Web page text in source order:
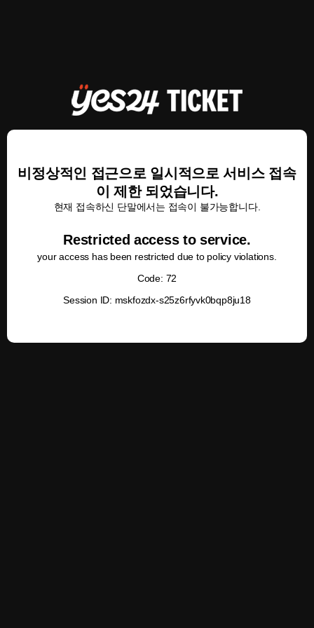
비정상적인 접근으로 일시적으로 서비스 접속
이 제한 되었습니다.
현재 접속하신 단말에서는 접속이 불가능합니다.
Restricted access to service.
your access has been restricted due to policy violations.
Code: 72
Session ID: mskfozdx-s25z6rfyvk0bqp8ju18